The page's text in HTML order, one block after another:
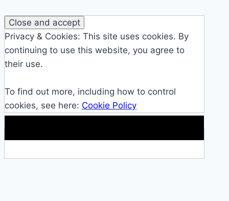
Privacy & Cookies: This site uses cookies. By
continuing to use this website, you agree to
their use.
To find out more, including how to control
cookies, see here: Cookie Policy